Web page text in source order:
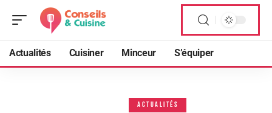
Actualités Cuisiner Minceur S’équiper
ACTUALITÉS